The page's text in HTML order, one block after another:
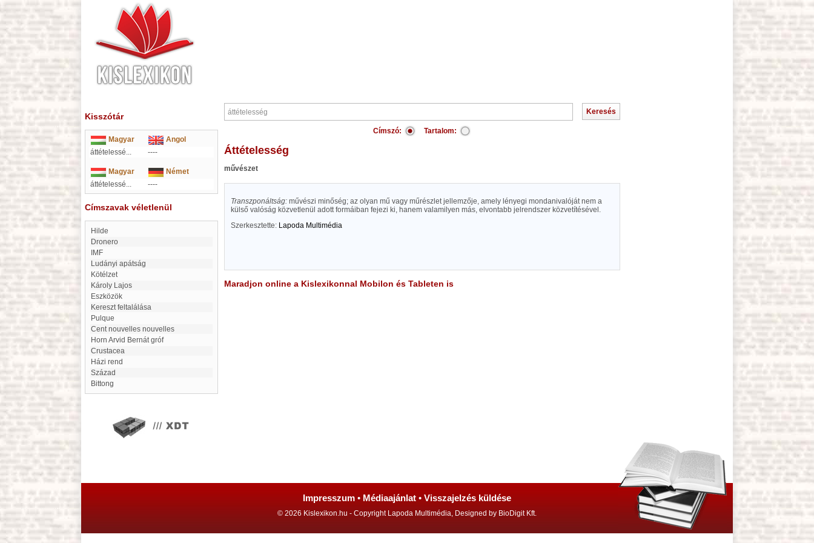
Kisszótár
Magyar
Angol
áttételessé...
----
Magyar
Német
áttételessé...
----
Címszavak véletlenül
Hilde
Dronero
IMF
Ludányi apátság
Kötélzet
Károly Lajos
eszközök
Kereszt feltalálása
Pulque
Cent nouvelles nouvelles
Horn Arvid Bernát gróf
crustacea
Házi rend
Század
Bittong
Címszó: Tartalom:
áttételesség
művészet
Transzponáltság: művészi minőség; az olyan mű vagy műrészlet jellemzője, amely lényegi mondanivalóját nem a
külső valóság közvetlenül adott formáiban fejezi ki, hanem valamilyen más, elvontabb jelrendszer közvetítésével.
Szerkesztette: Lapoda Multimédia
Maradjon online a Kislexikonnal Mobilon és Tableten is
Impresszum • Médiaajánlat • Visszajelzés küldése
© 2026 Kislexikon.hu - Copyright Lapoda Multimédia, Designed by BioDigit Kft.